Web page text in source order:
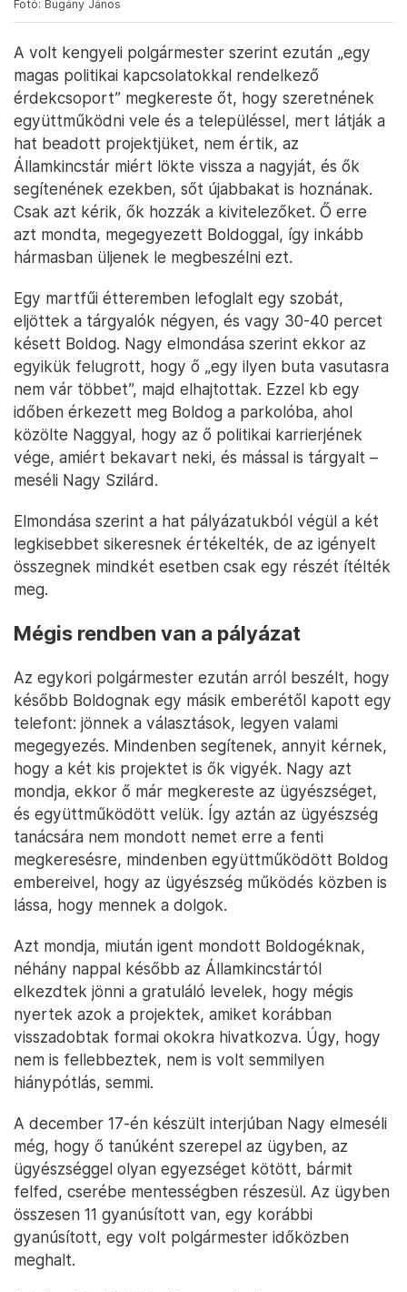
Fotó: Bugány János
A volt kengyeli polgármester szerint ezután „egy
magas politikai kapcsolatokkal rendelkező
érdekcsoport” megkereste őt, hogy szeretnének
együttműködni vele és a településsel, mert látják a
hat beadott projektjüket, nem értik, az
Államkincstár miért lökte vissza a nagyját, és ők
segítenének ezekben, sőt újabbakat is hoznának.
Csak azt kérik, ők hozzák a kivitelezőket. Ő erre
azt mondta, megegyezett Boldoggal, így inkább
hármasban üljenek le megbeszélni ezt.
Egy martfűi étteremben lefoglalt egy szobát,
eljöttek a tárgyalók négyen, és vagy 30-40 percet
késett Boldog. Nagy elmondása szerint ekkor az
egyikük felugrott, hogy ő „egy ilyen buta vasutasra
nem vár többet”, majd elhajtottak. Ezzel kb egy
időben érkezett meg Boldog a parkolóba, ahol
közölte Naggyal, hogy az ő politikai karrierjének
vége, amiért bekavart neki, és mással is tárgyalt –
meséli Nagy Szilárd.
Elmondása szerint a hat pályázatukból végül a két
legkisebbet sikeresnek értékelték, de az igényelt
összegnek mindkét esetben csak egy részét ítélték
meg.
Mégis rendben van a pályázat
Az egykori polgármester ezután arról beszélt, hogy
később Boldognak egy másik emberétől kapott egy
telefont: jönnek a választások, legyen valami
megegyezés. Mindenben segítenek, annyit kérnek,
hogy a két kis projektet is ők vigyék. Nagy azt
mondja, ekkor ő már megkereste az ügyészséget,
és együttműködött velük. Így aztán az ügyészség
tanácsára nem mondott nemet erre a fenti
megkeresésre, mindenben együttműködött Boldog
embereivel, hogy az ügyészség működés közben is
lássa, hogy mennek a dolgok.
Azt mondja, miután igent mondott Boldogéknak,
néhány nappal később az Államkincstártól
elkezdtek jönni a gratuláló levelek, hogy mégis
nyertek azok a projektek, amiket korábban
visszadobtak formai okokra hivatkozva. Úgy, hogy
nem is fellebbeztek, nem is volt semmilyen
hiánypótlás, semmi.
A december 17-én készült interjúban Nagy elmeséli
még, hogy ő tanúként szerepel az ügyben, az
ügyészséggel olyan egyezséget kötött, bármit
felfed, cserébe mentességben részesül. Az ügyben
összesen 11 gyanúsított van, egy korábbi
gyanúsított, egy volt polgármester időközben
meghalt.